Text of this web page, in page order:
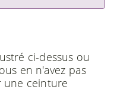
ci-dessus ou
en n'avez pas
une ceinture